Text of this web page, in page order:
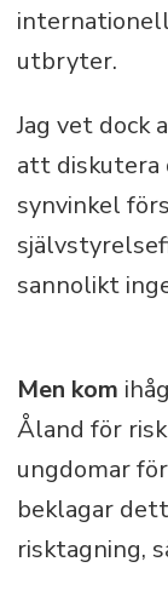
utbryter.
Jag vet dock
att diskutera
synvinkel
sannolikt
Men kom
Åland för
ungdomar
beklagar
risktagning,